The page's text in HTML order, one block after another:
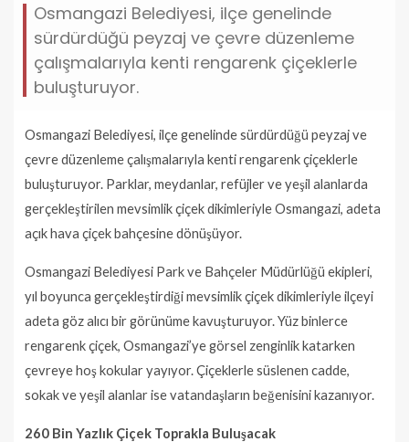
Osmangazi Belediyesi, ilçe genelinde
sürdürdüğü peyzaj ve çevre düzenleme
çalışmalarıyla kenti rengarenk çiçeklerle
buluşturuyor.
Osmangazi Belediyesi, ilçe genelinde sürdürdüğü peyzaj ve
çevre düzenleme çalışmalarıyla kenti rengarenk çiçeklerle
buluşturuyor. Parklar, meydanlar, refüjler ve yeşil alanlarda
gerçekleştirilen mevsimlik çiçek dikimleriyle Osmangazi, adeta
açık hava çiçek bahçesine dönüşüyor.
Osmangazi Belediyesi Park ve Bahçeler Müdürlüğü ekipleri,
yıl boyunca gerçekleştirdiği mevsimlik çiçek dikimleriyle ilçeyi
adeta göz alıcı bir görünüme kavuşturuyor. Yüz binlerce
rengarenk çiçek, Osmangazi’ye görsel zenginlik katarken
çevreye hoş kokular yayıyor. Çiçeklerle süslenen cadde,
sokak ve yeşil alanlar ise vatandaşların beğenisini kazanıyor.
260 Bin Yazlık Çiçek Toprakla Buluşacak